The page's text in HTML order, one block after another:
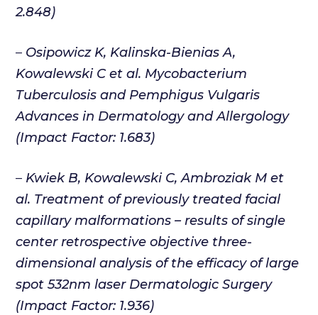
2.848)
– Osipowicz K, Kalinska-Bienias A,
Kowalewski C et al. Mycobacterium
Tuberculosis and Pemphigus Vulgaris
Advances in Dermatology and Allergology
(Impact Factor: 1.683)
– Kwiek B, Kowalewski C, Ambroziak M et
al. Treatment of previously treated facial
capillary malformations – results of single
center retrospective objective three-
dimensional analysis of the efficacy of large
spot 532nm laser Dermatologic Surgery
(Impact Factor: 1.936)